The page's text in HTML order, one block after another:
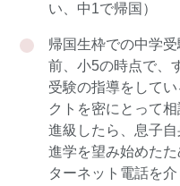
い、中1で帰国）
帰国生枠での中学
前、小5の時点で、
受験の指導をして
クトを密にとって
進級したら、息子
進学を望み始めた
ターネット電話を